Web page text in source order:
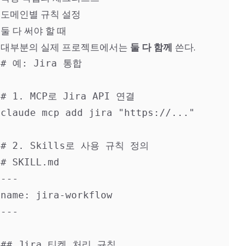
도메인별 규칙 설정
둘 다 써야 할 때
대부분의 실제 프로젝트에서는 둘 다 함께 쓴다.
# 예: Jira 통합
# 1. MCP로 Jira API 연결
claude mcp add jira "https://..."
# 2. Skills로 사용 규칙 정의
# SKILL.md
---
name: jira-workflow
---